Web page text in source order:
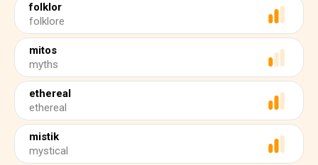
folklor
folklore
mitos
myths
ethereal
ethereal
mistik
mystical